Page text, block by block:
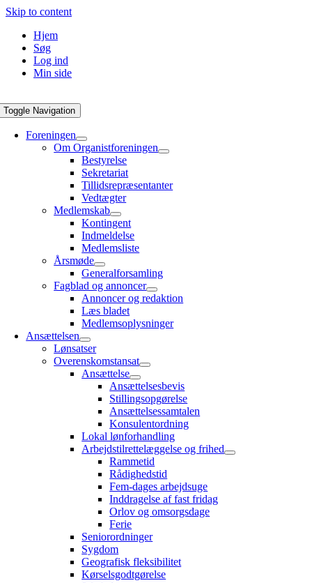
Skip to content
Hjem
Søg
Log ind
Min side
Toggle Navigation
Foreningen
Om Organistforeningen
Bestyrelse
Sekretariat
Tillidsrepræsentanter
Vedtægter
Medlemskab
Kontingent
Indmeldelse
Medlemsliste
Årsmøde
Generalforsamling
Fagblad og annoncer
Annoncer og redaktion
Læs bladet
Medlemsoplysninger
Ansættelsen
Lønsatser
Overenskomstansat
Ansættelse
Ansættelsesbevis
Stillingsopgørelse
Ansættelsessamtalen
Konsulentordning
Lokal lønforhandling
Arbejdstilrettelæggelse og frihed
Rammetid
Rådighedstid
Fem-dages arbejdsuge
Inddragelse af fast fridag
Orlov og omsorgsdage
Ferie
Seniorordninger
Sygdom
Geografisk fleksibilitet
Kørselsgodtgørelse